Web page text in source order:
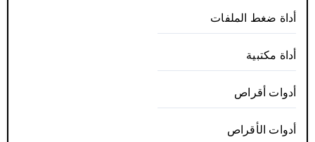
أداة ضغط الملفات
أداة مكتبية
أدوات أقراص
أدوات الأقراص